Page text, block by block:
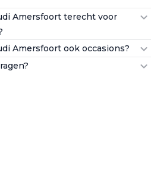
Amersfoort terecht voor
Amersfoort ook occasions?